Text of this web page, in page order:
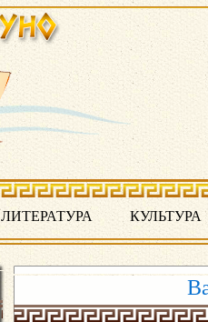
ЛИТЕРАТУРА КУЛЬТУРА